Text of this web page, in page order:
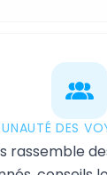
DES
rassemble